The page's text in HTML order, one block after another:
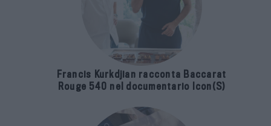
Francis Kurkdjian racconta Baccarat
Rouge 540 nel documentario Icon(S)